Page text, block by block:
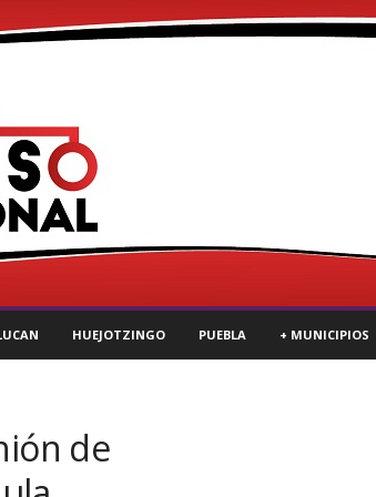
HUEJOTZINGO PUEBLA + MUNICIPIOS
de